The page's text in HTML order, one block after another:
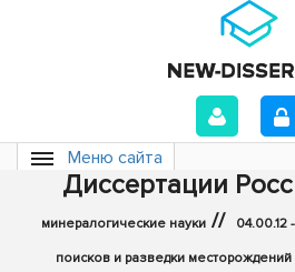
Меню сайта
Диссертации
минералогические науки //
поисков и разведки